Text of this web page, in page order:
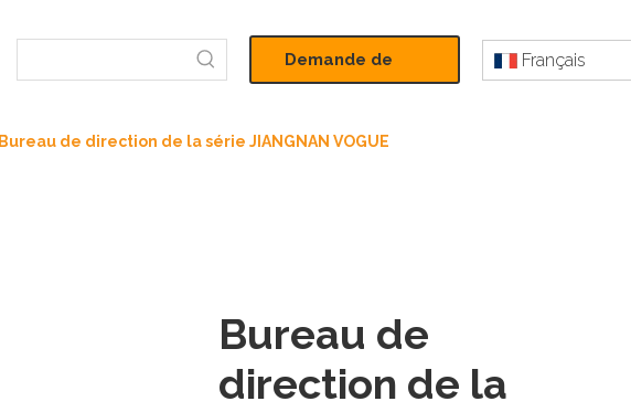
Demande de Français
Bureau de direction de la série JIANGNAN VOGUE
Bureau de
direction de la